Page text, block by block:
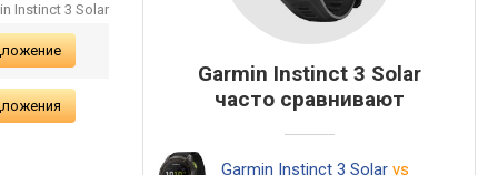
Instinct 3 Solar
Garmin Instinct 3 Solar
часто сравнивают
Garmin Instinct 3 Solar vs